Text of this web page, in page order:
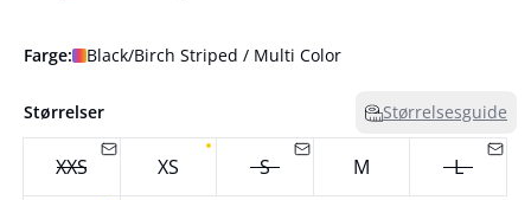
Farge: Black/Birch Striped / Multi Color
Størrelser Størrelsesguide
XXS XS S M L